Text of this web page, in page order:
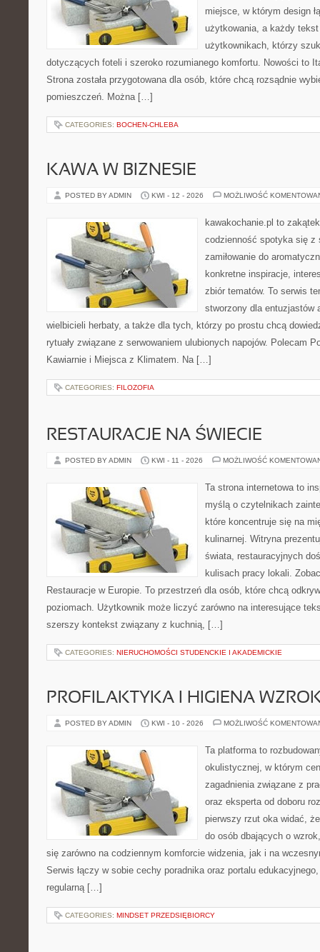
miejsce, w którym design
użytkowania, a każdy
użytkownikach, którzy
dotyczących foteli i szeroko rozumianego komfortu. Nowości to
Strona została przygotowana dla osób, które chcą rozsądnie
pomieszczeń. Można […]
CATEGORIES: BOCHEN-CHLEBA
KAWA W BIZNESIE
POSTED BY ADMIN KWI - 12 - 2026 MOŻLIWOŚĆ
kawakochanie.pl to
codzienność spotyka się z
zamiłowanie do
konkretne inspiracje,
zbiór tematów. To serwis
stworzony dla entuzjastów
wielbicieli herbaty, a także dla tych, którzy po prostu chcą
rytuały związane z serwowaniem ulubionych napojów. Polecam
Kawiarnie i Miejsca z Klimatem. Na […]
CATEGORIES: FILOZOFIA
RESTAURACJE NA ŚWIECIE
POSTED BY ADMIN KWI - 11 - 2026 MOŻLIWOŚĆ
Ta strona internetowa to
myślą o czytelnikach
które koncentruje się na
kulinarnej. Witryna
świata, restauracyjnych
kulisach pracy lokali.
Restauracje w Europie. To przestrzeń dla osób, które chcą
poziomach. Użytkownik może liczyć zarówno na interesujące
szerszy kontekst związany z kuchnią, […]
CATEGORIES: NIERUCHOMOŚCI STUDENCKIE I AKADEMICKIE
PROFILAKTYKA I HIGIENA
POSTED BY ADMIN KWI - 10 - 2026 MOŻLIWOŚĆ
Ta platforma to
okulistycznej, w którym
zagadnienia związane z
oraz eksperta od doboru
pierwszy rzut oka widać,
do osób dbających o
się zarówno na codziennym komforcie widzenia, jak i na
Serwis łączy w sobie cechy poradnika oraz portalu
regularną […]
CATEGORIES: MINDSET PRZEDSIĘBIORCY